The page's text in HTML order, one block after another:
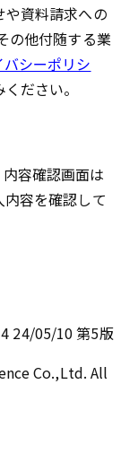
や資料請求への
の他付随する業
バシーポリシ
ださい。
容確認画面は
容を確認して
24/05/10 第5版
Co.,Ltd. All